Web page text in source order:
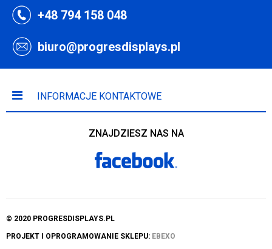
+48 794 158 048
biuro@progresdisplays.pl
INFORMACJE KONTAKTOWE
ZNAJDZIESZ NAS NA
© 2020 PROGRESDISPLAYS.PL
PROJEKT I OPROGRAMOWANIE SKLEPU: EBEXO